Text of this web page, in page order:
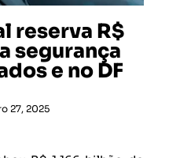
reserva R$
segurança
e no DF
27, 2025